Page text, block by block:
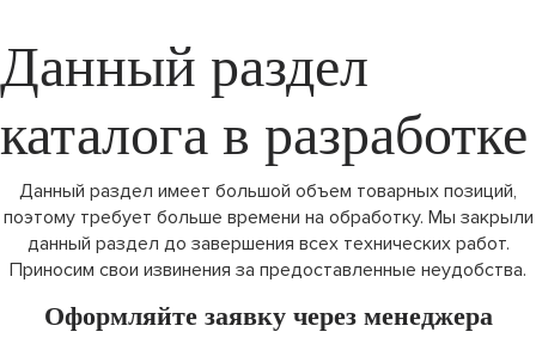
Данный раздел
каталога в разработке
Данный раздел имеет большой объем товарных позиций,
поэтому требует больше времени на обработку. Мы закрыли
данный раздел до завершения всех технических работ.
Приносим свои извинения за предоставленные неудобства.
Оформляйте заявку через менеджера